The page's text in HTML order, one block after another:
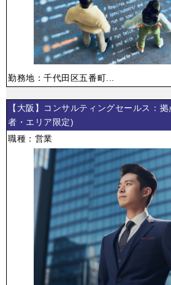
勤務地：千代田区五番町...
【大阪】コンサルティングセールス：
者・エリア限定)
職種：営業